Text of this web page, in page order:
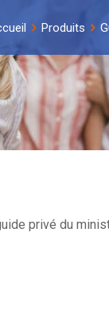
Produits
privé du